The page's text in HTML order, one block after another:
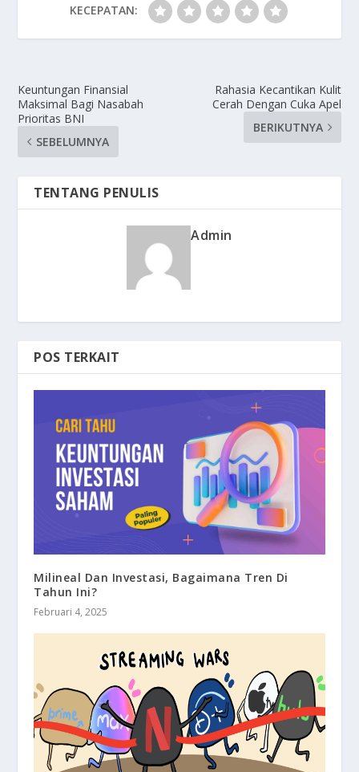
KECEPATAN:
Keuntungan Finansial
Maksimal Bagi Nasabah
Prioritas BNI
SEBELUMNYA
Rahasia Kecantikan Kulit
Cerah Dengan Cuka Apel
BERIKUTNYA
TENTANG PENULIS
Admin
POS TERKAIT
Milineal Dan Investasi, Bagaimana Tren Di
Tahun Ini?
Februari 4, 2025